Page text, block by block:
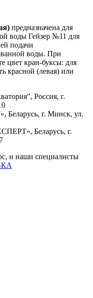
предназначена для
воды Гейзер №11 для
подачи
воды. При
цвет кран-буксы: для
красной (левая) или
Россия, г.
г. Минск, ул.
Беларусь, г.
и наши специалисты